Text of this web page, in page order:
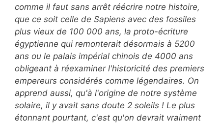
comme il faut sans arrêt réécrire notre histoire,
que ce soit celle de Sapiens avec des fossiles
plus vieux de 100 000 ans, la proto-écriture
égyptienne qui remonterait désormais à 5200
ans ou le palais impérial chinois de 4000 ans
obligeant à réexaminer l'historicité des premiers
empereurs considérés comme légendaires. On
apprend aussi, qu'à l'origine de notre système
solaire, il y avait sans doute 2 soleils ! Le plus
étonnant pourtant, c'est qu'on devrait vraiment